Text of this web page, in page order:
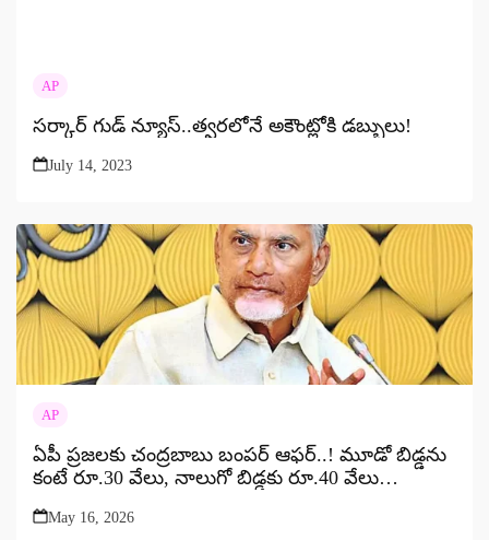
AP
సర్కార్ గుడ్ న్యూస్..త్వరలోనే అకౌంట్లోకి డబ్బులు!
July 14, 2023
AP
ఏపీ ప్రజలకు చంద్రబాబు బంపర్ ఆఫర్..! మూడో బిడ్డను
కంటే రూ.30 వేలు, నాలుగో బిడ్డకు రూ.40 వేలు…
May 16, 2026